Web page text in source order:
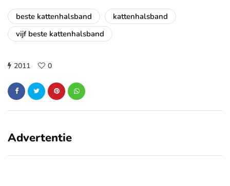
beste kattenhalsband
kattenhalsband
vijf beste kattenhalsband
2011 0
Advertentie